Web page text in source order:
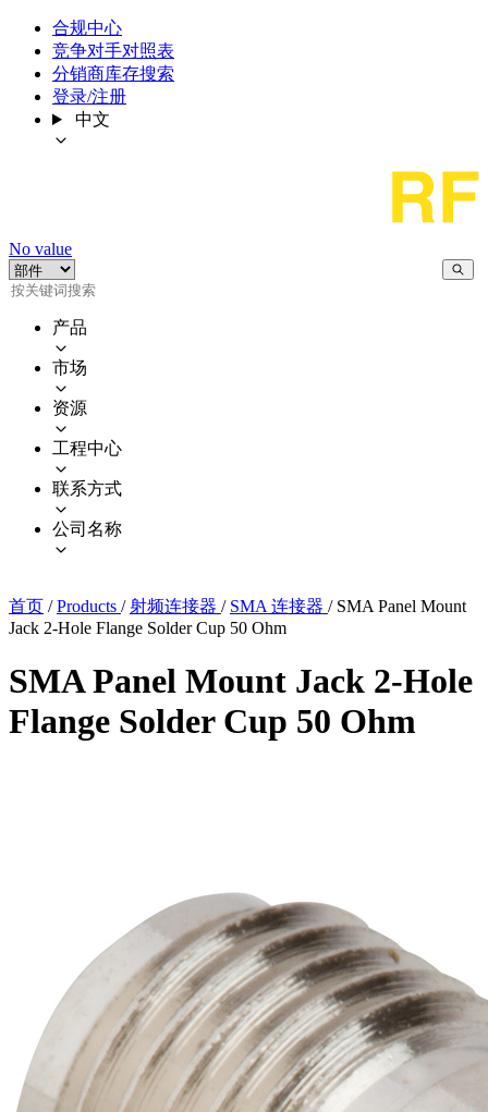
合规中心
竞争对手对照表
分销商库存搜索
登录/注册
中文
No value
产品
市场
资源
工程中心
联系方式
公司名称
首页 / Products / 射频连接器 / SMA 连接器 / SMA Panel Mount
Jack 2-Hole Flange Solder Cup 50 Ohm
SMA Panel Mount Jack 2-Hole
Flange Solder Cup 50 Ohm